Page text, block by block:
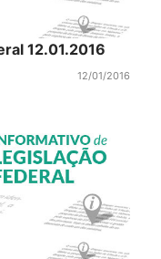
12.01.2016
12/01/2016